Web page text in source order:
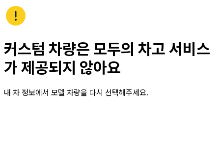
커스텀 차량은 모두의 차고 서비스
가 제공되지 않아요
내 차 정보에서 모델 차량을 다시 선택해주세요.